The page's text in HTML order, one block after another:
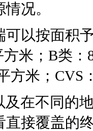
况。
按面积予
米；B类
方米；CVS
在不同的
直接覆盖的